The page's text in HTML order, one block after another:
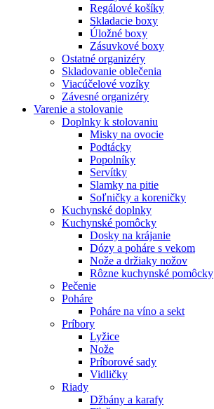
Regálové košíky
Skladacie boxy
Úložné boxy
Zásuvkové boxy
Ostatné organizéry
Skladovanie oblečenia
Viacúčelové vozíky
Závesné organizéry
Varenie a stolovanie
Doplnky k stolovaniu
Misky na ovocie
Podtácky
Popolníky
Servítky
Slamky na pitie
Soľničky a koreničky
Kuchynské doplnky
Kuchynské pomôcky
Dosky na krájanie
Dózy a poháre s vekom
Nože a držiaky nožov
Rôzne kuchynské pomôcky
Pečenie
Poháre
Poháre na víno a sekt
Príbory
Lyžice
Nože
Príborové sady
Vidličky
Riady
Džbány a karafy